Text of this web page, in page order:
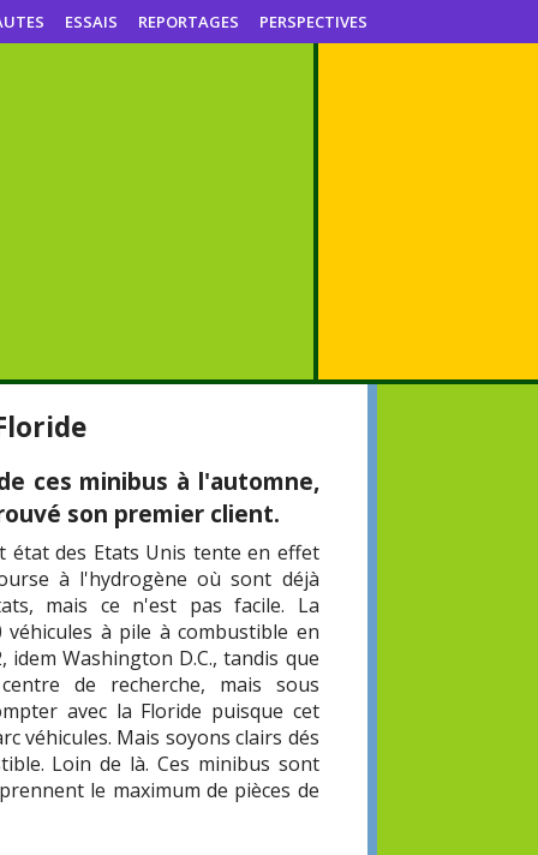
ESSAIS REPORTAGES PERSPECTIVES
ces minibus à l'automne,
son premier client.
état des Etats Unis tente en effet
à l'hydrogène où sont déjà
mais ce n'est pas facile. La
à pile à combustible en
Washington D.C., tandis que
de recherche, mais sous
avec la Floride puisque cet
véhicules. Mais soyons clairs dés
Loin de là. Ces minibus sont
le maximum de pièces de